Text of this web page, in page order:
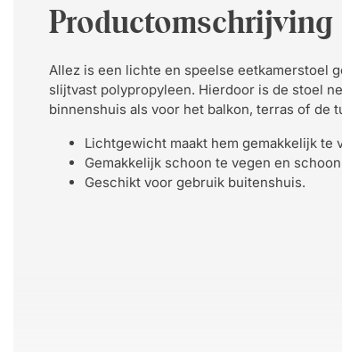
Productomschrijving
Allez is een lichte en speelse eetkamerstoel
slijtvast polypropyleen. Hierdoor is de stoel
binnenshuis als voor het balkon, terras of de
Lichtgewicht maakt hem gemakkelijk te
Gemakkelijk schoon te vegen en
Geschikt voor gebruik buitenshuis.